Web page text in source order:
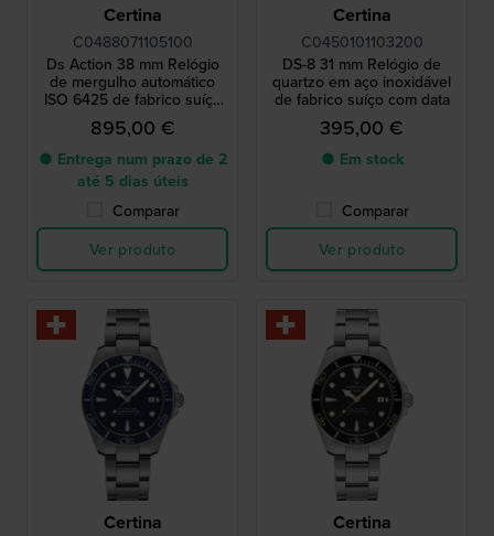
Certina
C0488071105100
Ds Action 38 mm Relógio
de mergulho automático
ISO 6425 de fabrico suíço
com data
895,00 €
● Entrega num prazo de 2
até 5 dias úteis
Comparar
Ver produto
Certina
C0450101103200
DS-8 31 mm Relógio de
quartzo em aço inoxidável
de fabrico suíço com data
395,00 €
● Em stock
Comparar
Ver produto
Certina Certina